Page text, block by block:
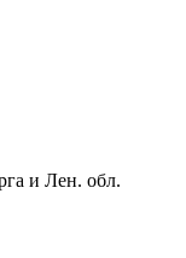
и Лен. обл.